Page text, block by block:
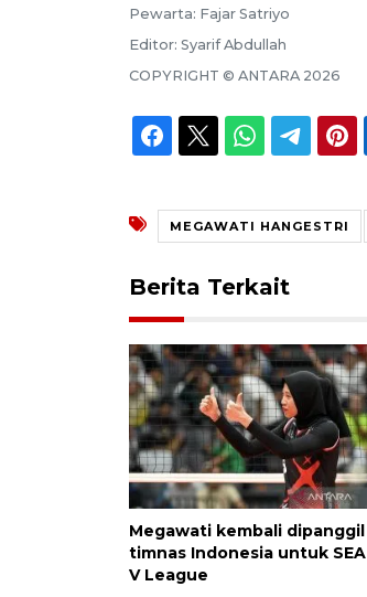
Pewarta: Fajar Satriyo
Editor: Syarif Abdullah
COPYRIGHT © ANTARA 2026
MEGAWATI HANGESTRI
Berita Terkait
Megawati kembali dipanggil
timnas Indonesia untuk SEA
V League